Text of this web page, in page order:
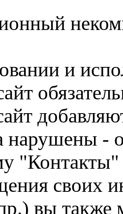
и
нарушены -
"Контакты"
своих
вы также